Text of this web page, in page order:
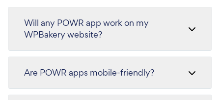
Will any POWR app work on my
WPBakery website?
Are POWR apps mobile-friendly?